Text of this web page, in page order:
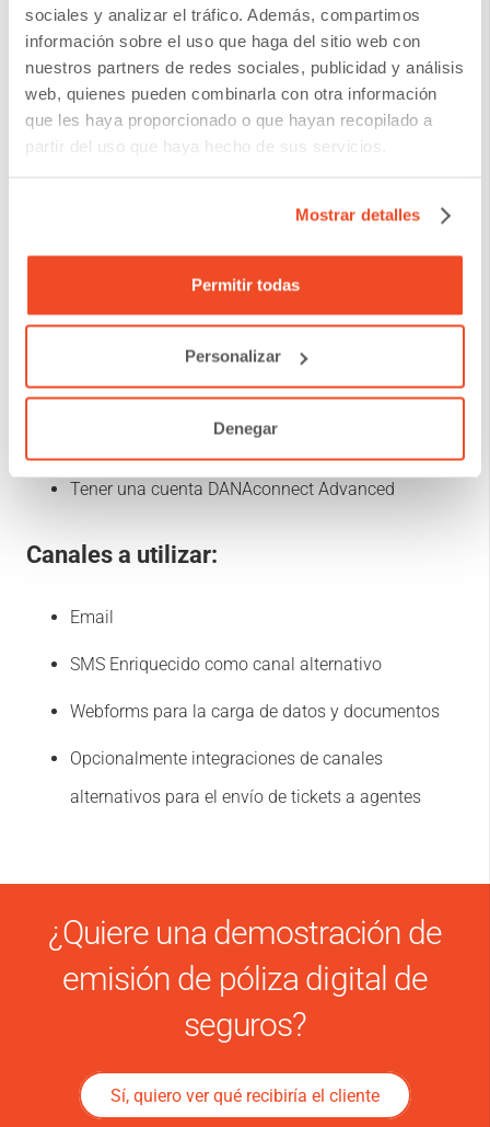
sociales y analizar el tráfico. Además, compartimos
información sobre el uso que haga del sitio web con
nuestros partners de redes sociales, publicidad y análisis
web, quienes pueden combinarla con otra información
que les haya proporcionado o que hayan recopilado a
partir del uso que haya hecho de sus servicios.
Mostrar detalles
Permitir todas
Personalizar
Denegar
El canal digital para la entrega puede ser adaptado
a las necesidades específicas.
Los agentes o ejecutivos se pueden incorporar en
los flujos para que reciban igualmente la
Duración de la implementación:
Tener una cuenta DANAconnect Advanced
Canales a utilizar:
Email
SMS Enriquecido como canal alternativo
Webforms para la carga de datos y documentos
Opcionalmente integraciones de canales
alternativos para el envío de tickets a agentes
¿Quiere una demostración de
emisión de póliza digital de
seguros?
Sí, quiero ver qué recibiría el cliente